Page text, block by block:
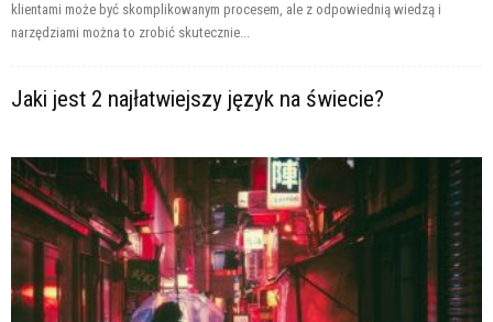
klientami może być skomplikowanym procesem, ale z odpowiednią wiedzą i
narzędziami można to zrobić skutecznie...
Jaki jest 2 najłatwiejszy język na świecie?